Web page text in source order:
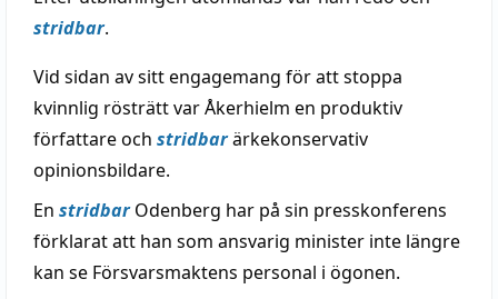
stridbar.
Vid sidan av sitt engagemang för att stoppa
kvinnlig rösträtt var Åkerhielm en produktiv
författare och stridbarärkekonservativ
opinionsbildare.
En stridbarOdenberg har på sin presskonferens
förklarat att han som ansvarig minister inte längre
kan se Försvarsmaktens personal i ögonen.